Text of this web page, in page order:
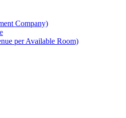
Company)
per Available Room)